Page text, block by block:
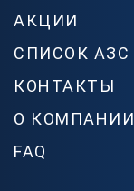
АКЦИИ
СПИСОК АЗС
КОНТАКТЫ
О КОМПАНИИ
FAQ